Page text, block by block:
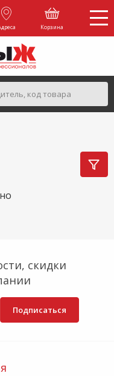
Корзина
скидки
Подписаться